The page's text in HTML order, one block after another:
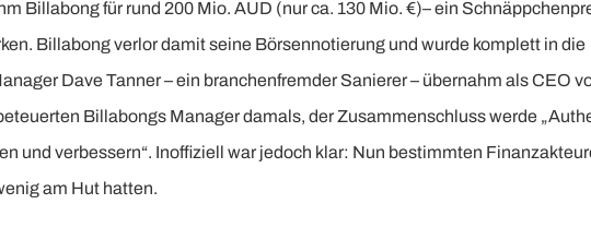
Billabong für rund 200 Mio. AUD (nur ca. 130 Mio. €)– ein
Billabong verlor damit seine Börsennotierung und wurde komplett in die
Dave Tanner – ein branchenfremder Sanierer – übernahm als CEO
Billabongs Manager damals, der Zusammenschluss werde
und verbessern“. Inoffiziell war jedoch klar: Nun bestimmten
am Hut hatten.